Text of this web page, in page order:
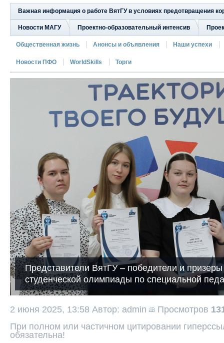
Важная информация о работе ВятГУ в условиях предотвращения
Новости МАГУ Проектно-образовательный интенсив
Общественная жизнь Анонсы и объявления Наши успехи
Новости ПФО WorldSkills Торги
Представители ВятГУ – победители и
студенческой олимпиады по специальной
2 июня 2025, 13:58 Автор: admin Просмотров
При полном или частичном цитировании
обязательна!